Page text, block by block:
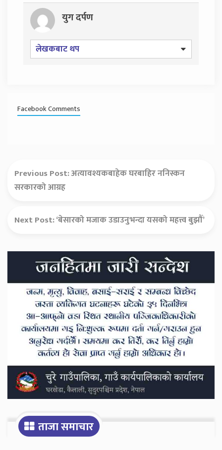
युग दर्पण
लेखकबाट थप
Facebook Comments
Previous Post:अत्यावश्यकबाहेक घरबाहिर ननिस्कन
सरकारको आग्रह
Next Post:‘बेसारको मजाक उडाउनुभन्दा यसको महत्त्व बुझौँ’
Secondary
Sidebar
ताजा समाचार